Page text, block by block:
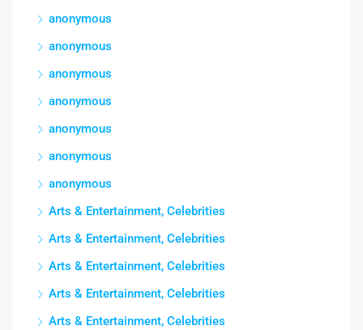
anonymous
anonymous
anonymous
anonymous
anonymous
anonymous
anonymous
Arts & Entertainment, Celebrities
Arts & Entertainment, Celebrities
Arts & Entertainment, Celebrities
Arts & Entertainment, Celebrities
Arts & Entertainment, Celebrities